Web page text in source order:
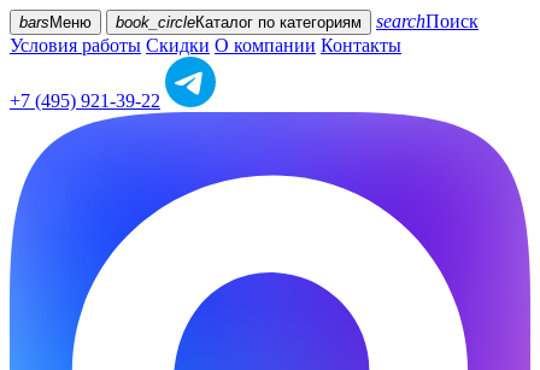
bars Меню book_circleКаталог по категориям searchПоиск
Условия работы Скидки О компании Контакты
+7 (495) 921-39-22